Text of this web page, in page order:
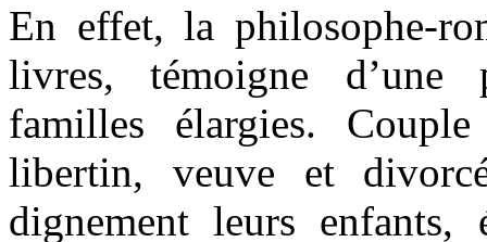
En effet, la philosophe-
livres, témoigne d’une
familles élargies.
libertin, veuve et
dignement leurs enfants,